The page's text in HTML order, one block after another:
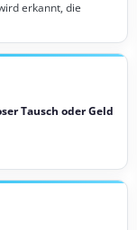
erkannt, die
Tausch oder Geld